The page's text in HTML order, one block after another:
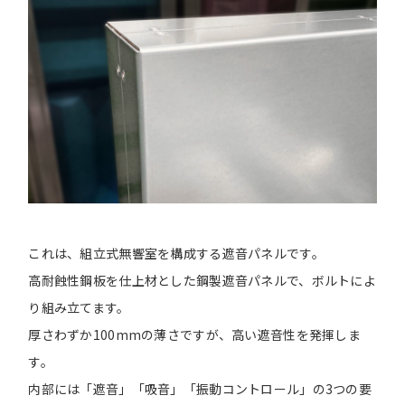
これは、組立式無響室を構成する遮音パネルです。
高耐蝕性鋼板を仕上材とした鋼製遮音パネルで、ボルトによ
り組み立てます。
厚さわずか100mmの薄さですが、高い遮音性を発揮しま
す。
内部には「遮音」「吸音」「振動コントロール」の3つの要